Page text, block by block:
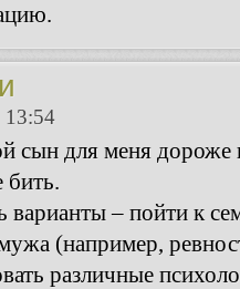
13:54
сын для меня дороже
бить.
– пойти к
(например,
различные